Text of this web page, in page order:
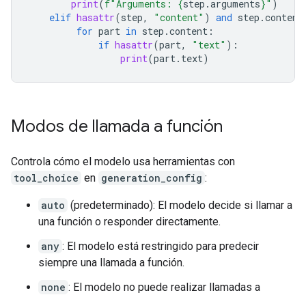
print( f"Arguments: {step .arguments}" )
elif hasattr(step, "content" ) and step .content
for part in step .content :
if hasattr(part, "text" ):
print(part. text)
Modos de llamada a función
Controla cómo el modelo usa herramientas con
tool_choice en generation_config :
auto (predeterminado): El modelo decide si llamar a
una función o responder directamente.
any : El modelo está restringido para predecir
siempre una llamada a función.
none : El modelo no puede realizar llamadas a